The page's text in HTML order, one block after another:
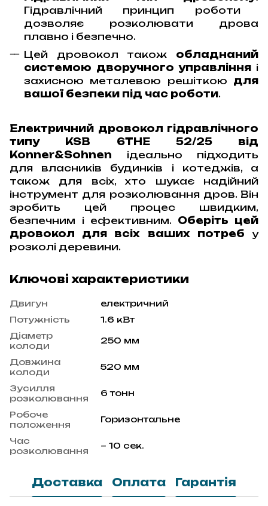
Гідравлічний принцип роботи
дозволяє розколювати дрова
плавно і безпечно.
Цей дровокол також обладнаний
системою дворучного управління і
захисною металевою решіткою для
вашої безпеки під час роботи.
Електричний дровокол гідравлічного
типу KSB 6THE 52/25 від
Konner&Sohnen ідеально підходить
для власників будинків і котеджів, а
також для всіх, хто шукає надійний
інструмент для розколювання дров. Він
зробить цей процес швидким,
безпечним і ефективним. Оберіть цей
дровокол для всіх ваших потреб у
розколі деревини.
Ключові характеристики
Двигун
електричний
Потужність
1.6 кВт
Діаметр
колоди
250 мм
Довжина
колоди
520 мм
Зусилля
розколювання
6 тонн
Робоче
положення
Горизонтальне
Час
розколювання
~ 10 сек.
Доставка Оплата Гарантія